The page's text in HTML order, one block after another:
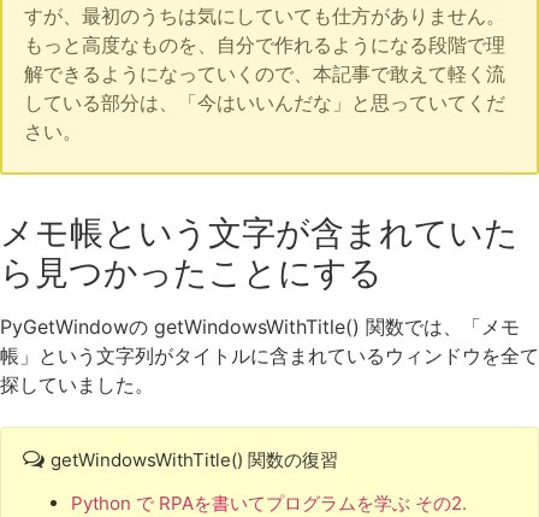
すが、最初のうちは気にしていても仕方がありません。
もっと高度なものを、自分で作れるようになる段階で理
解できるようになっていくので、本記事で敢えて軽く流
している部分は、「今はいいんだな」と思っていてくだ
さい。
メモ帳という文字が含まれていた
ら見つかったことにする
PyGetWindowの getWindowsWithTitle() 関数では、「メモ
帳」という文字列がタイトルに含まれているウィンドウを全て
探していました。
getWindowsWithTitle() 関数の復習
Python で RPAを書いてプログラムを学ぶ その2.